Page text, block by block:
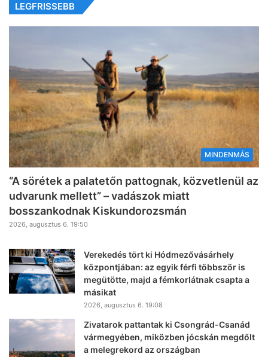
LEGFRISSEBB
MINDENMÁS
“A sörétek a palatetőn pattognak, közvetlenül az
udvarunk mellett” – vadászok miatt
bosszankodnak Kiskundorozsmán
2026, augusztus 6. 19:50
Verekedés tört ki Hódmezővásárhely
központjában: az egyik férfi többször is
megütötte, majd a fémkorlátnak csapta a
másikat
2026, augusztus 6. 19:08
Zivatarok pattantak ki Csongrád-Csanád
vármegyében, miközben jócskán megdőlt
a melegrekord az országban